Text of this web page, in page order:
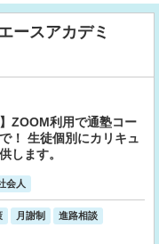
ースアカデミ
ZOOM利用で通塾コー
！ 生徒個別にカリキュ
します。
会人
月謝制
進路相談